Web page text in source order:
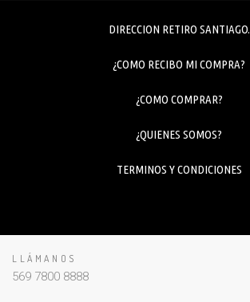
DIRECCION RETIRO SANTIAGO.
¿COMO RECIBO MI COMPRA?
¿COMO COMPRAR?
¿QUIENES SOMOS?
TERMINOS Y CONDICIONES
LLÁMANOS
569 7800 8888